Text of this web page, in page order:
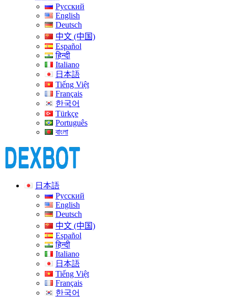
Русский
English
Deutsch
中文 (中国)
Español
हिन्दी
Italiano
日本語
Tiếng Việt
Français
한국어
Türkçe
Português
বাংলা
日本語
Русский
English
Deutsch
中文 (中国)
Español
हिन्दी
Italiano
日本語
Tiếng Việt
Français
한국어